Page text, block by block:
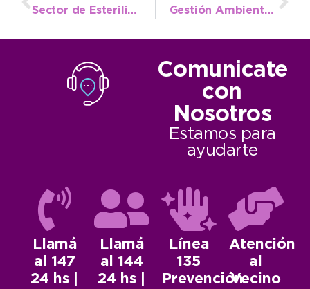
Sector de Esterilización: con fondos municipales se inició una obra que complementará a la del tomógrafo Gestión Ambiental concientiza sobre el cuidado de terrenos baldíos y veredas
Comunicate
con
Nosotros
Estamos para
ayudarte
Llamá
al 147
24 hs |
Llamá
al 144
24 hs |
Línea
135
Prevención
Atención
al
Vecino